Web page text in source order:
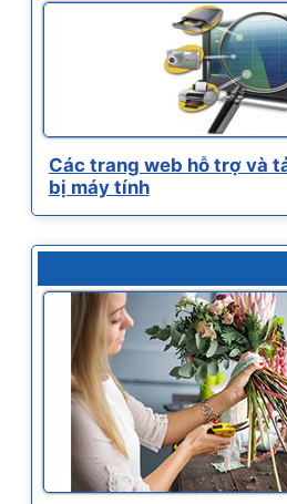
Các trang web hỗ trợ và
bị máy tính